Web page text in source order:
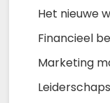
Het nieuwe
Financieel
Marketing